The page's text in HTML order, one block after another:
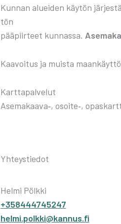
Kun­nan aluei­den käy­tön
tön
pää­piir­teet kun­nas­sa.
Kaa­voi­tus ja muis­ta
Kart­ta­pal­ve­lut
Asemakaava‑, osoite‑,
Yhteystiedot
Helmi Pölkki
+358444745247
helmi.polkki@kannus.fi